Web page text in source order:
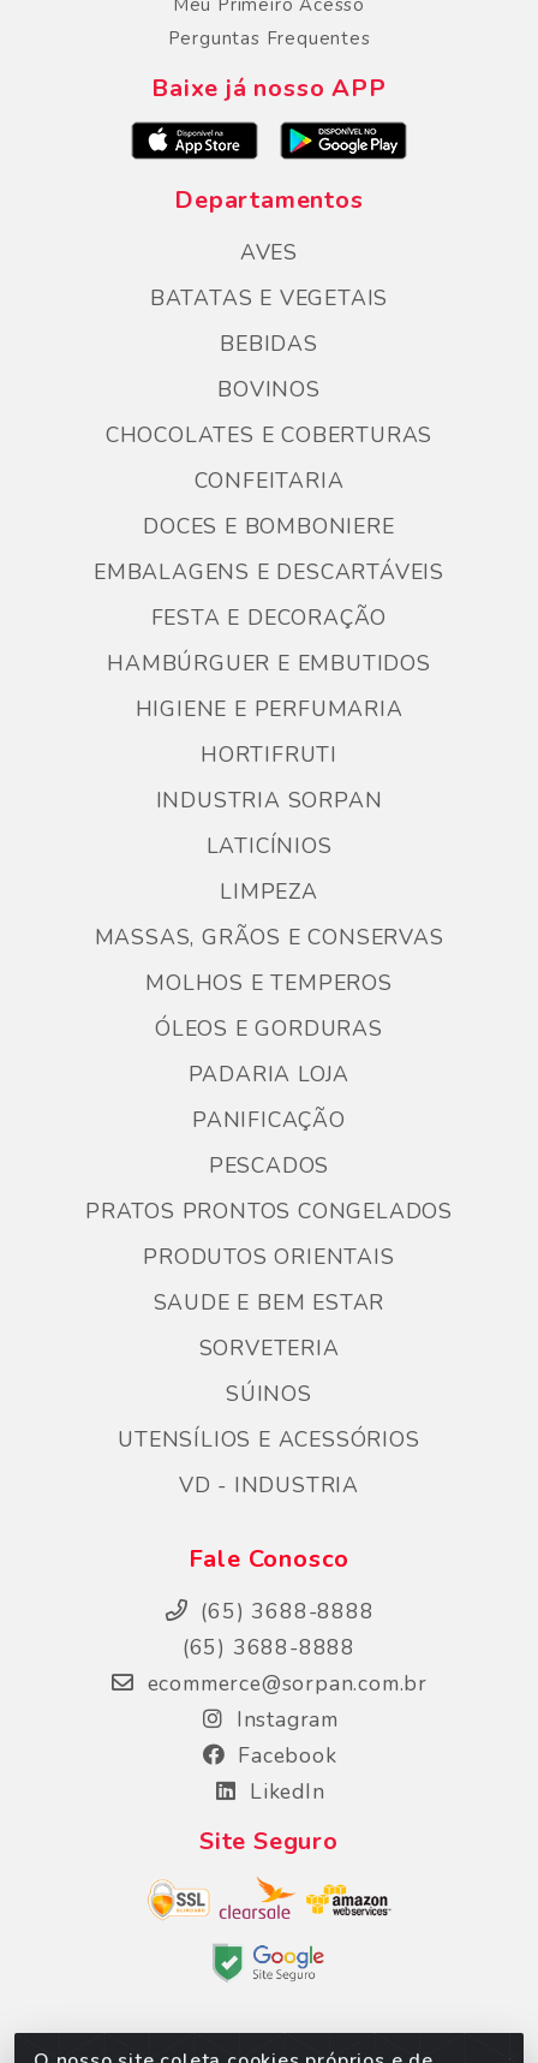
Perguntas Frequentes
Baixe já nosso APP
Departamentos
AVES
BATATAS E VEGETAIS
BEBIDAS
BOVINOS
CHOCOLATES E COBERTURAS
CONFEITARIA
DOCES E BOMBONIERE
EMBALAGENS E DESCARTÁVEIS
FESTA E DECORAÇÃO
HAMBÚRGUER E EMBUTIDOS
HIGIENE E PERFUMARIA
HORTIFRUTI
INDUSTRIA SORPAN
LATICÍNIOS
LIMPEZA
MASSAS, GRÃOS E CONSERVAS
MOLHOS E TEMPEROS
ÓLEOS E GORDURAS
PADARIA LOJA
PANIFICAÇÃO
PESCADOS
PRATOS PRONTOS CONGELADOS
PRODUTOS ORIENTAIS
SAUDE E BEM ESTAR
SORVETERIA
SÚINOS
UTENSÍLIOS E ACESSÓRIOS
VD - INDUSTRIA
Fale Conosco
(65) 3688-8888
(65) 3688-8888
ecommerce@sorpan.com.br
Instagram
Facebook
LikedIn
Site Seguro